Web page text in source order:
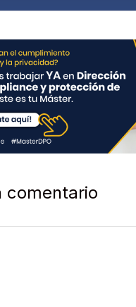
comentario